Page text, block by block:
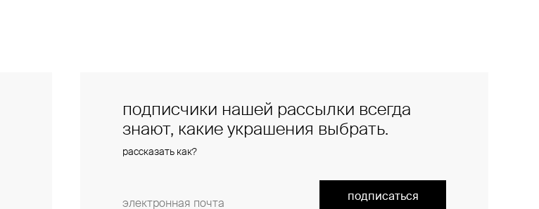
подписчики нашей рассылки всегда
знают, какие украшения выбрать.
рассказать как?
подписаться